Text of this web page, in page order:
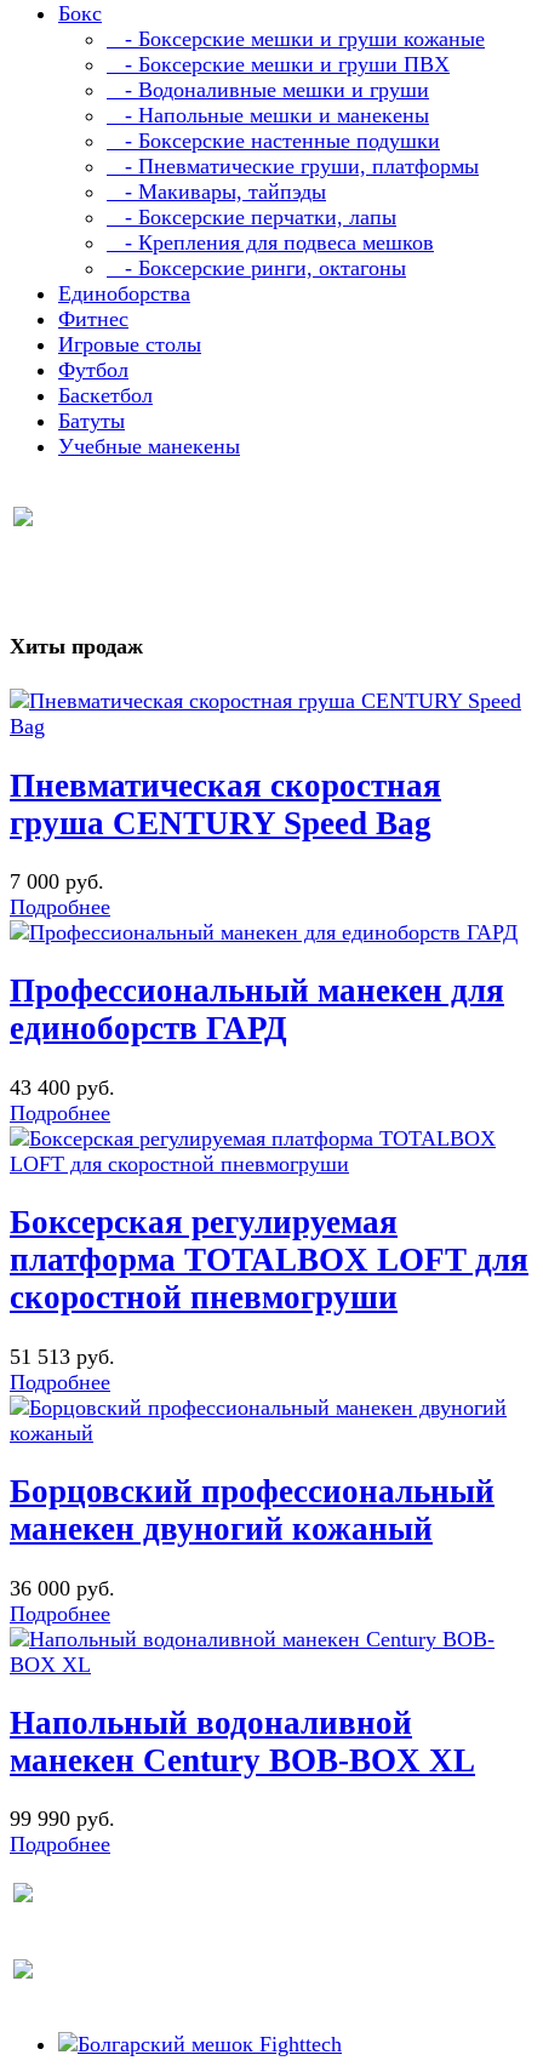
Бокс
- Боксерские мешки и груши кожаные
- Боксерские мешки и груши ПВХ
- Водоналивные мешки и груши
- Напольные мешки и манекены
- Боксерские настенные подушки
- Пневматические груши, платформы
- Макивары, тайпэды
- Боксерские перчатки, лапы
- Крепления для подвеса мешков
- Боксерские ринги, октагоны
Единоборства
Фитнес
Игровые столы
Футбол
Баскетбол
Батуты
Учебные манекены
Хиты продаж
Пневматическая скоростная
груша CENTURY Speed Bag
7 000 руб.
Подробнее
Профессиональный манекен для
единоборств ГАРД
43 400 руб.
Подробнее
Боксерская регулируемая
платформа TOTALBOX LOFT для
скоростной пневмогруши
51 513 руб.
Подробнее
Борцовский профессиональный
манекен двуногий кожаный
36 000 руб.
Подробнее
Напольный водоналивной
манекен Century BOB-BOX XL
99 990 руб.
Подробнее